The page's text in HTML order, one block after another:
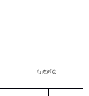
行政诉讼